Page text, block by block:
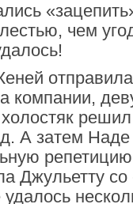
чем
компании,
А затем
Джульетту